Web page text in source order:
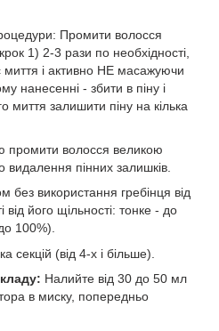
Промити волосся
1) 2-3 рази по необхідності,
миття і активно НЕ масажуючи
нанесенні - збити в піну і
миття залишити піну на кілька
промити волосся великою
видалення пінних залишків.
без використання гребінця від
його щільності: тонке - до
100%).
секцій (від 4-х і більше).
Налийте від 30 до 50 мл
в миску, попередньо